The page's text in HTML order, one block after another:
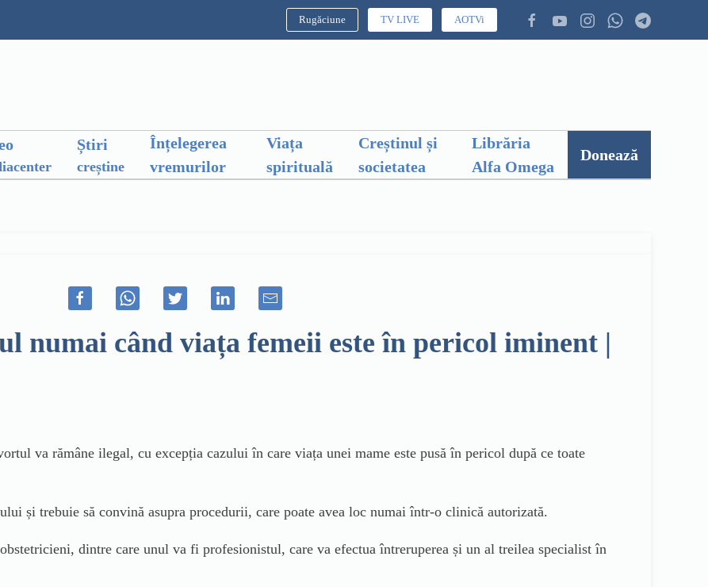
Rugăciune TV LIVE AOTVi
Știri
creștine
Înțelegerea
vremurilor
Viața
spirituală
Creștinul și
societatea
Librăria
Alfa Omega
Donează
numai când viața femeii este în pericol iminent |
va rămâne ilegal, cu excepția cazului în care viața unei mame este pusă în pericol după ce toate
și trebuie să convină asupra procedurii, care poate avea loc numai într-o clinică autorizată.
dintre care unul va fi profesionistul, care va efectua întreruperea și un al treilea specialist în